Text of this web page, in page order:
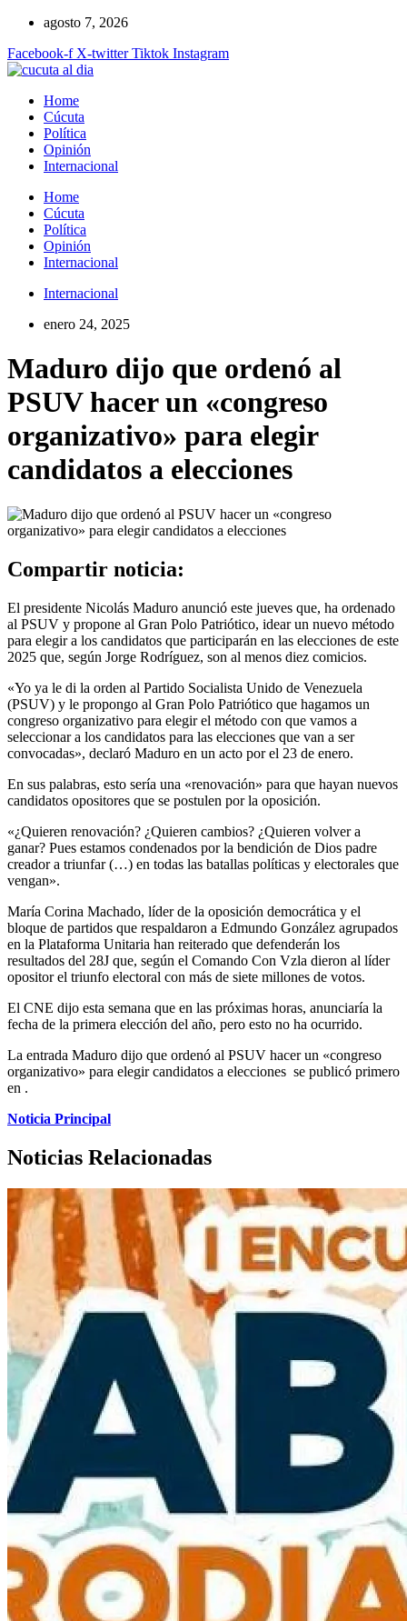
contenido
agosto 7, 2026
Facebook-f X-twitter Tiktok Instagram
Home
Cúcuta
Política
Opinión
Internacional
Home
Cúcuta
Política
Opinión
Internacional
Internacional
enero 24, 2025
Maduro dijo que ordenó al
PSUV hacer un «congreso
organizativo» para elegir
candidatos a elecciones
Compartir noticia:
El presidente Nicolás Maduro anunció este jueves que, ha ordenado
al PSUV y propone al Gran Polo Patriótico, idear un nuevo método
para elegir a los candidatos que participarán en las elecciones de este
2025 que, según Jorge Rodríguez, son al menos diez comicios.
«Yo ya le di la orden al Partido Socialista Unido de Venezuela
(PSUV) y le propongo al Gran Polo Patriótico que hagamos un
congreso organizativo para elegir el método con que vamos a
seleccionar a los candidatos para las elecciones que van a ser
convocadas», declaró Maduro en un acto por el 23 de enero.
En sus palabras, esto sería una «renovación» para que hayan nuevos
candidatos opositores que se postulen por la oposición.
«¿Quieren renovación? ¿Quieren cambios? ¿Quieren volver a
ganar? Pues estamos condenados por la bendición de Dios padre
creador a triunfar (…) en todas las batallas políticas y electorales que
vengan».
María Corina Machado, líder de la oposición democrática y el
bloque de partidos que respaldaron a Edmundo González agrupados
en la Plataforma Unitaria han reiterado que defenderán los
resultados del 28J que, según el Comando Con Vzla dieron al líder
opositor el triunfo electoral con más de siete millones de votos.
El CNE dijo esta semana que en las próximas horas, anunciaría la
fecha de la primera elección del año, pero esto no ha ocurrido.
La entrada Maduro dijo que ordenó al PSUV hacer un «congreso
organizativo» para elegir candidatos a elecciones se publicó primero
en .
Noticia Principal
Noticias Relacionadas